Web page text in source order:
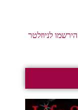
לניוזלטר